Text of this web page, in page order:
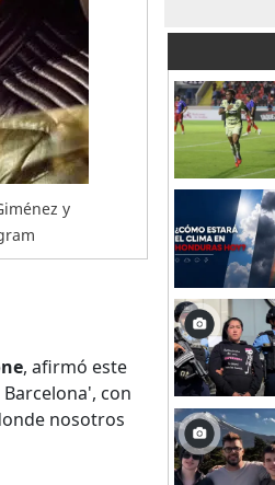
y
, afirmó este
con
nosotros